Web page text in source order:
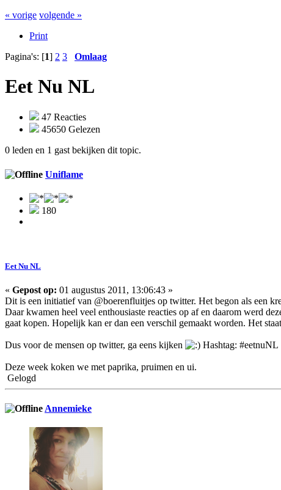
« vorige volgende »
Print
Pagina's: [1] 2 3 Omlaag
Eet Nu NL
47 Reacties
45650 Gelezen
0 leden en 1 gast bekijken dit topic.
Uniflame
180
Eet Nu NL
« Gepost op: 01 augustus 2011, 13:06:43 »
Dit is een initiatief van @boerenfluitjes op twitter. Het begon als een
Daar kwamen heel veel enthousiaste reacties op af en daarom werd
gaat kopen. Hopelijk kan er dan een verschil gemaakt worden. Het
Dus voor de mensen op twitter, ga eens kijken Hashtag: #eetnuNL
Deze week koken we met paprika, pruimen en ui.
Gelogd
Annemieke